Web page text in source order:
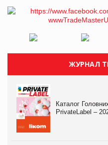
ЖУРНАЛ
Каталог
PrivateLabel –